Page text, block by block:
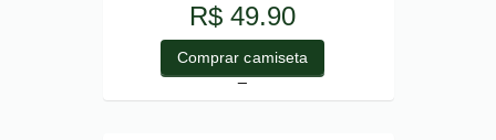
R$ 49.90
Comprar camiseta
_